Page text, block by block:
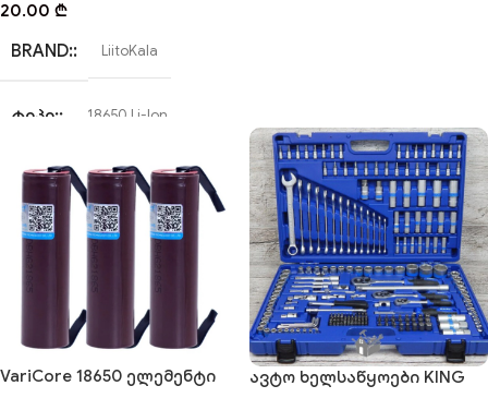
20.00 ₾
BRAND: LiitoKala
ᲢᲘᲞᲘ: 18650 Li-Ion
ᲫᲐᲑᲕᲐ: 3.7 – 4.2V
ᲢᲔᲕᲐᲓᲝᲑᲐ
VariCore 18650 ელემენტი
ავტო ხელსაწყოები KING